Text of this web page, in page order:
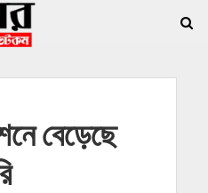
হেরোইনসহ যুবক গ্রেফতার
বেড়েছে